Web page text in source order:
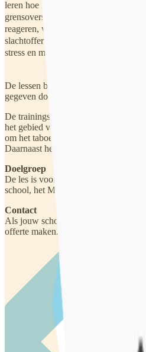
leren hoe zij leeftijdsgenoten kunnen
grensoverschrijdend gedrag hebben
reageren, waarbij ze rekening houden
slachtoffer en met hun taalgebruik.
stress en meer vertrouwen om een
De lessen bestaan uit toneel,
gegeven door ervaren voorlichters en
De trainingsacteur – Mandy Sleijpen
het gebied van seksueel misbruik.
om het taboe rondom seksueel
Daarnaast heeft ze de
Doelgroep
De les is voor leerlingen vanaf de
school, het MBO en het HBO.
Contact
Als jouw school interesse heeft in
offerte maken. Wij nemen dan contact